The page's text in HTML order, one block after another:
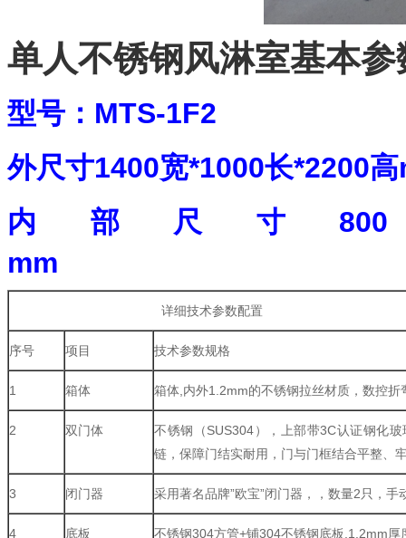
单人不锈钢风淋室基本参
型号：MTS-1F2
外尺寸1400宽*1000长*2200
内部尺寸800
mm
详细技术参数配置
序号 项目 技术参数规格
1 箱体 箱体,内外1.2mm的不锈钢拉丝材质，数控折
2 双门体
不锈钢（SUS304），上部带3C认证钢化
链，保障门结实耐用，门与门框结合平整、
3 闭门器 采用著名品牌”欧宝”闭门器，，数量2只，手
4 底板 不锈钢304方管+铺304不锈钢底板.1.2mm厚